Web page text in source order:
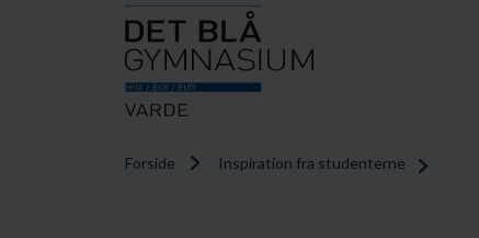
Forside Inspiration fra studenterne